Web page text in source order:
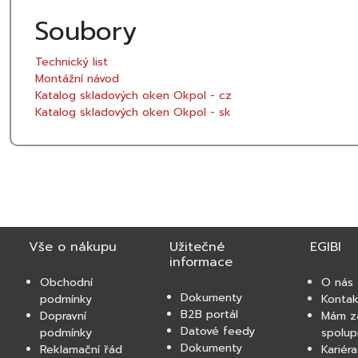
Soubory
Technický list
Montážní návod
Katalog skladových oken Okpol - cz
Katalog skladových oken Okpol - sk
Vše o nákupu
Obchodní
podmínky
Dopravní
podmínky
Reklamační řád
Užitečné
informace
Dokumenty
B2B portál
Datové feedy
Dokumenty
EGIBI
O nás
Mám
Kariéra